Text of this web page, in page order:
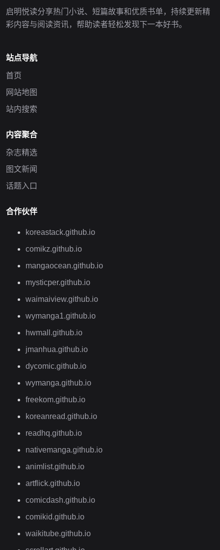
启明悦读分享热门小说、短篇故事和优质书单，持续更新精
彩内容与阅读资讯，帮助读者轻松发现下一本好书。
站点导航
首页
网站地图
站内搜索
内容聚合
杂志精选
图文新闻
话题入口
合作伙伴
koreastack.github.io
comikz.github.io
mangaocean.github.io
mysticper.github.io
waimaiview.github.io
wymanga1.github.io
hwmall.github.io
jmanhua.github.io
dycomic.github.io
wymanga.github.io
freekom.github.io
koreanread.github.io
readhq.github.io
nativemanga.github.io
animlist.github.io
artflick.github.io
comicdash.github.io
comikid.github.io
waikitube.github.io